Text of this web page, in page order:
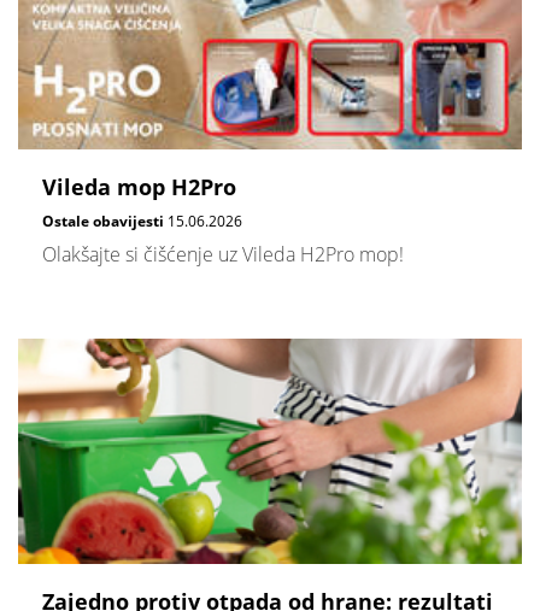
Vileda mop H2Pro
Ostale obavijesti 15.06.2026
Olakšajte si čišćenje uz Vileda H2Pro mop!
Zajedno protiv otpada od hrane: rezultati